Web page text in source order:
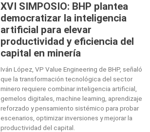
XVI SIMPOSIO: BHP plantea
democratizar la inteligencia
artificial para elevar
productividad y eficiencia del
capital en minería
Iván López, VP Value Engineering de BHP, señaló
que la transformación tecnológica del sector
minero requiere combinar inteligencia artificial,
gemelos digitales, machine learning, aprendizaje
reforzado y pensamiento sistémico para probar
escenarios, optimizar inversiones y mejorar la
productividad del capital.